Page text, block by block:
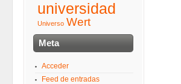
universidad
Universo Wert
Meta
Acceder
Feed de entradas